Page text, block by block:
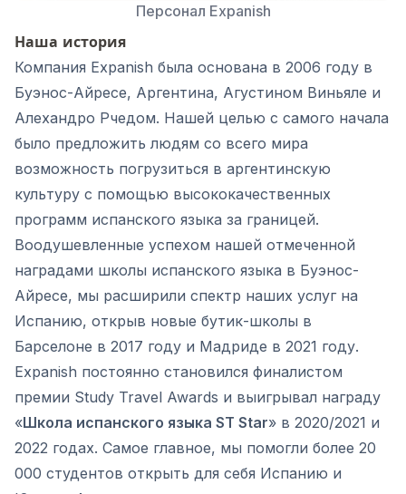
Персонал Expanish
Наша история
Компания Expanish была основана в 2006 году в
Буэнос-Айресе, Аргентина, Агустином Виньяле и
Алехандро Рчедом. Нашей целью с самого начала
было предложить людям со всего мира
возможность погрузиться в аргентинскую
культуру с помощью высококачественных
программ испанского языка за границей.
Воодушевленные успехом нашей отмеченной
наградами школы испанского языка в Буэнос-
Айресе, мы расширили спектр наших услуг на
Испанию, открыв новые бутик-школы в
Барселоне в 2017 году и Мадриде в 2021 году.
Expanish постоянно становился финалистом
премии Study Travel Awards и выигрывал награду
«Школа испанского языка ST Star» в 2020/2021 и
2022 годах. Самое главное, мы помогли более 20
000 студентов открыть для себя Испанию и